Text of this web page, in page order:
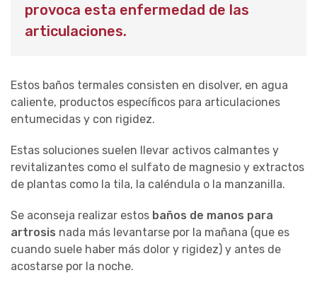
provoca esta enfermedad de las
articulaciones.
Estos baños termales consisten en disolver, en agua
caliente, productos específicos para articulaciones
entumecidas y con rigidez.
Estas soluciones suelen llevar activos calmantes y
revitalizantes como el sulfato de magnesio y extractos
de plantas como la tila, la caléndula o la manzanilla.
Se aconseja realizar estos baños de manos para
artrosis nada más levantarse por la mañana (que es
cuando suele haber más dolor y rigidez) y antes de
acostarse por la noche.